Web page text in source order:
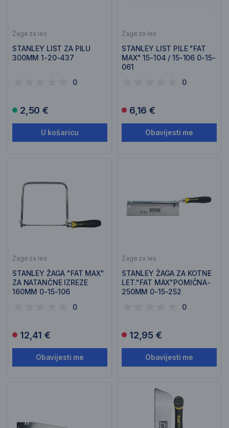
Žage za les
STANLEY LIST ZA PILU
300MM 1-20-437
0
2,50 €
U košaricu
Žage za les
STANLEY LIST PILE "FAT
MAX" 15-104 / 15-106 0-15-
061
0
6,16 €
Obavijesti me
Žage za les
STANLEY ŽAGA "FAT MAX"
ZA NATANČNE IZREZE
160MM 0-15-106
0
12,41 €
Obavijesti me
Žage za les
STANLEY ŽAGA ZA KOTNE
LET."FAT MAX"POMIČNA-
250MM 0-15-252
0
12,95 €
Obavijesti me